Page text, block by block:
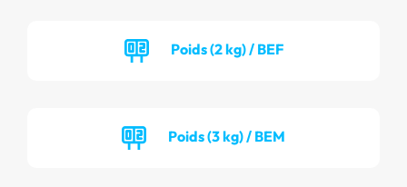
Poids (2 kg) / BEF
Poids (3 kg) / BEM